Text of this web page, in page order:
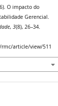
O impacto do
Gerencial.
,3(8), 26–34.
article/view/511